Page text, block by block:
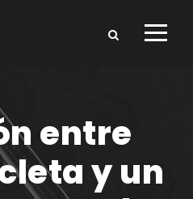
entre
y un